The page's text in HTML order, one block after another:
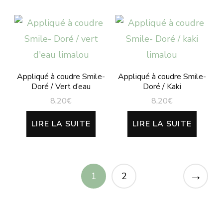
Appliqué à coudre Smile-
Doré / Vert d’eau
8,20€
LIRE LA SUITE
Appliqué à coudre Smile-
Doré / Kaki
8,20€
LIRE LA SUITE
1 2 →